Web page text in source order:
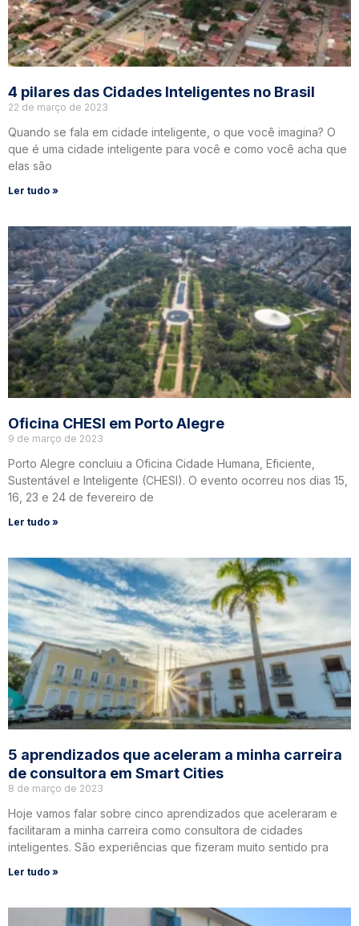
4 pilares das Cidades Inteligentes no Brasil
22 de março de 2023
Quando se fala em cidade inteligente, o que você imagina? O
que é uma cidade inteligente para você e como você acha que
elas são
Ler tudo »
Oficina CHESI em Porto Alegre
9 de março de 2023
Porto Alegre concluiu a Oficina Cidade Humana, Eficiente,
Sustentável e Inteligente (CHESI). O evento ocorreu nos dias 15,
16, 23 e 24 de fevereiro de
Ler tudo »
5 aprendizados que aceleram a minha carreira
de consultora em Smart Cities
8 de março de 2023
Hoje vamos falar sobre cinco aprendizados que aceleraram e
facilitaram a minha carreira como consultora de cidades
inteligentes. São experiências que fizeram muito sentido pra
Ler tudo »